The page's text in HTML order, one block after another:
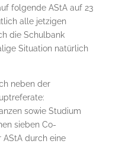
folgende AStA auf 23
alle jetzigen
die Schulbank
Situation natürlich
neben der
sowie Studium
sieben Co-
AStA durch eine